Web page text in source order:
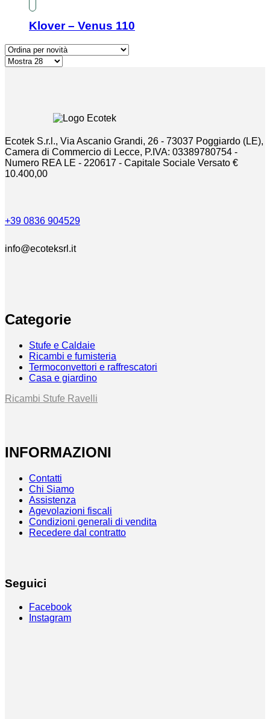
Klover – Venus 110
Ecotek S.r.l., Via Ascanio Grandi, 26 - 73037 Poggiardo (LE),
Camera di Commercio di Lecce, P.IVA: 03389780754 -
Numero REA LE - 220617 - Capitale Sociale Versato €
10.400,00
+39 0836 904529
info@ecoteksrl.it
Categorie
Stufe e Caldaie
Ricambi e fumisteria
Termoconvettori e raffrescatori
Casa e giardino
Ricambi Stufe Ravelli
INFORMAZIONI
Contatti
Chi Siamo
Assistenza
Agevolazioni fiscali
Condizioni generali di vendita
Recedere dal contratto
Seguici
Facebook
Instagram